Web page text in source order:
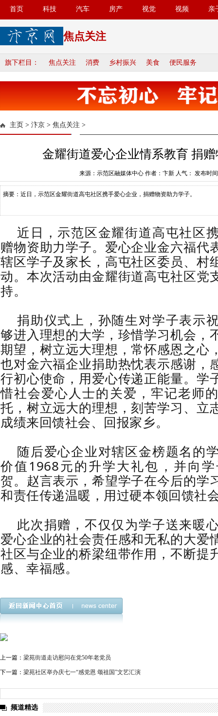
首页 科技 汽车 房产 视觉 视频 亲
焦点关注
旗下栏目： 焦点关注 消费 乡村振兴 美食 便民服务
主页 > 汴京 > 焦点关注 >
金耀街道爱心企业情系教育 捐
来源：示范区融媒体中心 作者：卞新 人气： 发布时
摘要：近日，示范区金耀街道高屯社区携手爱心企业，捐赠物资助力学子。
近日，示范区金耀街道高屯社区
赠物资助力学子。爱心企业金六福代
辖区学子及家长，高屯社区委员、村
动。本次活动由金耀街道高屯社区党
持。
捐助仪式上，孙随生对学子表示
够进入理想的大学，珍惜学习机会，
期望，树立远大理想，常怀感恩之心
也对金六福企业捐助热忱表示感谢，
行初心使命，用爱心传递正能量。学
惜社会爱心人士的关爱，牢记老师
托，树立远大的理想，刻苦学习、立
成绩来回馈社会、回报家乡。
随后爱心企业对辖区金榜题名的
价值1968元的升学大礼包，并向
贺。赵言表示，希望学子在今后的学
和责任传递温暖，用过硬本领回馈社
此次捐赠，不仅仅为学子送来暖
爱心企业的社会责任感和无私的大爱
社区与企业的桥梁纽带作用，不断提
感、幸福感。
上一篇： 梁苑街道走访慰问在党50年老党员
下一篇： 梁苑社区举办庆七一“感党恩 颂祖国”文艺汇演
频道精选